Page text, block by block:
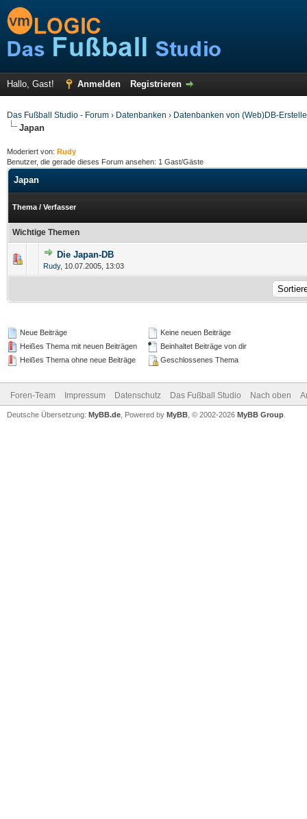
Hallo, Gast! Anmelden Registrieren
Das Fußball Studio - Forum › Datenbanken › Datenbanken von (Web)DB-
Japan
Moderiert von: Rudy
Benutzer, die gerade dieses Forum ansehen: 1 Gast/Gäste
Japan
Thema / Verfasser
Wichtige Themen
Die Japan-DB
Rudy, 10.07.2005, 13:03
Neue Beiträge
Heißes Thema mit neuen Beiträgen
Heißes Thema ohne neue Beiträge
Keine neuen Beiträge
Beinhaltet Beiträge von dir
Geschlossenes Thema
Foren-Team Impressum Datenschutz Das Fußball Studio Nach oben
Deutsche Übersetzung: MyBB.de , Powered by MyBB , © 2002-2026 MyBB Group